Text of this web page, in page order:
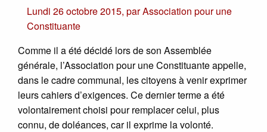
Lundi 26 octobre 2015, parAssociation pour une
Constituante
Comme il a été décidé lors de son Assemblée
générale, l’Association pour une Constituante appelle,
dans le cadre communal, les citoyens à venir exprimer
leurs cahiers d’exigences. Ce dernier terme a été
volontairement choisi pour remplacer celui, plus
connu, de doléances, car il exprime la volonté.